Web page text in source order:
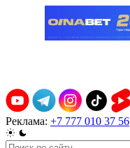
Реклама: +7 777 010 37 56